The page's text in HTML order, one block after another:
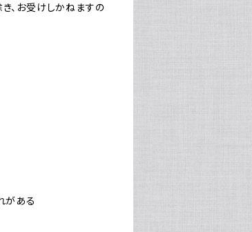
、お受けしかねますの
がある